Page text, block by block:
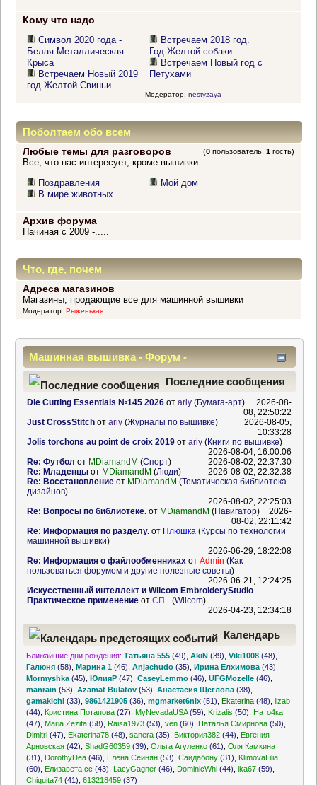
Кому что надо
Символ 2020 года -
Белая Металлическая
Крыса
Встречаем Новый 2019
год Желтой Свиньи
Встречаем 2018 год.
Год Желтой собаки.
Встречаем Новый год с
Петухами
Модератор: nestyzaya
Поболтаем обо всем
Любые темы для разговоров (0 пользователь,1 гость)
Все, что нас интересует, кроме вышивки
Поздравления
В мире животных
Мой дом
Архив форума
Начиная с 2009 -.....
Что, где, почем
Адреса магазинов
Магазины, продающие все для машинной вышивки
Модератор: Рыженькая
Машинная вышивка - Форум -
Информационный центр
Последние сообщения
Die Cutting Essentials №145 2026от ariy(Бумага-арт)
2026-08-
08, 22:50:22
Just CrossStitchот ariy(Журналы по вышивке)
2026-08-05,
10:33:28
Jolis torchons au point de croix 2019от ariy(Книги по вышивке)
2026-08-04, 16:00:06
Re: Футбол от MDiamandM (Спорт)
2026-08-02, 22:37:30
Re: Младенцыот MDiamandM (Люди)
2026-08-02, 22:32:38
Re: Восстановлениеот MDiamandM (Тематическая библиотека
дизайнов)
2026-08-02, 22:25:03
Re: Вопросы по библиотеке.от MDiamandM (Навигатор)
2026-
08-02, 22:11:42
Re: Информация по разделу.от Плюшка (Курсы по технологии
машинной вышивки)
2026-06-29, 18:22:08
Re: Информация о файлообменникахот Admin (Как
пользоваться форумом и другие полезные советы)
2026-06-21, 12:24:25
Искусственный интеллект и Wilcom EmbroideryStudio
Практическое применениеот СП_ (Wilcom)
2026-04-23, 12:34:18
Календарь
предстоящих событий
Ближайшие дни рождения: Татьяна 555 (49) ,AkiN (39) ,Viki1008 (48)
Галюня (58) ,Марина 1 (46) ,Anjachudo (35) ,Ирина Елхимова (43)
Mormyshka (45) ,ЮлияР (47) ,CaseyLemmo (46) ,UFGMozelle (46)
manrain (53) ,Azamat Bulatov (53) ,Анастасия Щеглова (38)
gamakichi (33) ,9861421905 (36) ,mgmarket6nix (51) Ekaterina (48) ,lizab
(44)
Кристина Потапова (27) MyNevadaUSA(59) Krizalis (50)
Нато4ка
(47)
Maria Zezita (58) Raisa1973 (53) ,ven (60) Наталья Смирнова (50)
Dimitri (47) Ekaterina78 (48) ,sanera (35) Виктория382 (44)
Евгения
Арновская (42) ,ShadG60359 (39) ,Ольга Агуленко (61) ,Оля Камкина
(31)
DorothyDea (46) Елена Сеинян (53) ,Саидабону (31)
KlimovaLilia
(60)
Елизавета сс (43) LacyGagner (46) DominicWhi (44) ,ika67 (59)
Chiquita74 (41) ,613218459 (37)